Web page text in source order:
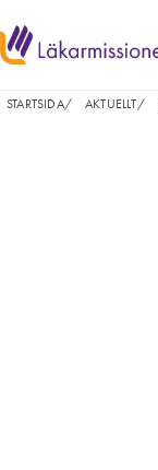
STARTSIDA/ AKTUELLT/